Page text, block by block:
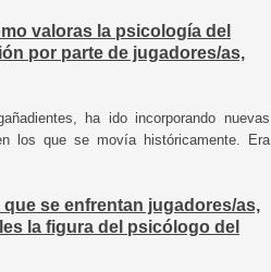
valoras la psicología del
por parte de jugadores/as,
ha ido incorporando nuevas
los que se movía históricamente. Era
se enfrentan jugadores/as,
la figura del psicólogo del